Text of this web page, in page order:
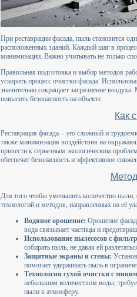
При реставрации фасада, пыль становится
расположенных зданий. Каждый шаг в
минимизации. Важно учитывать не только
Правильная подготовка и выбор методов
ускорить процесс очистки фасада.
значительно сокращает загрязнение
повысить безопасность на объекте.
Как
Реставрация фасада – это сложный и
также минимизация воздействия на
привести к серьезным экологическим
обеспечат безопасность и эффективное
Для того чтобы уменьшить количество пыли,
технологий и методов, направленных на её
Водяное орошение: Орошение
вода связывает частицы и
Использование пылесосов с
собирать пыль, не давая ей
Защитные экраны и стены:
помогает удерживать пыль в
Технология сухой очистки с
небольшим количеством воды,
пыли в атмосферу.